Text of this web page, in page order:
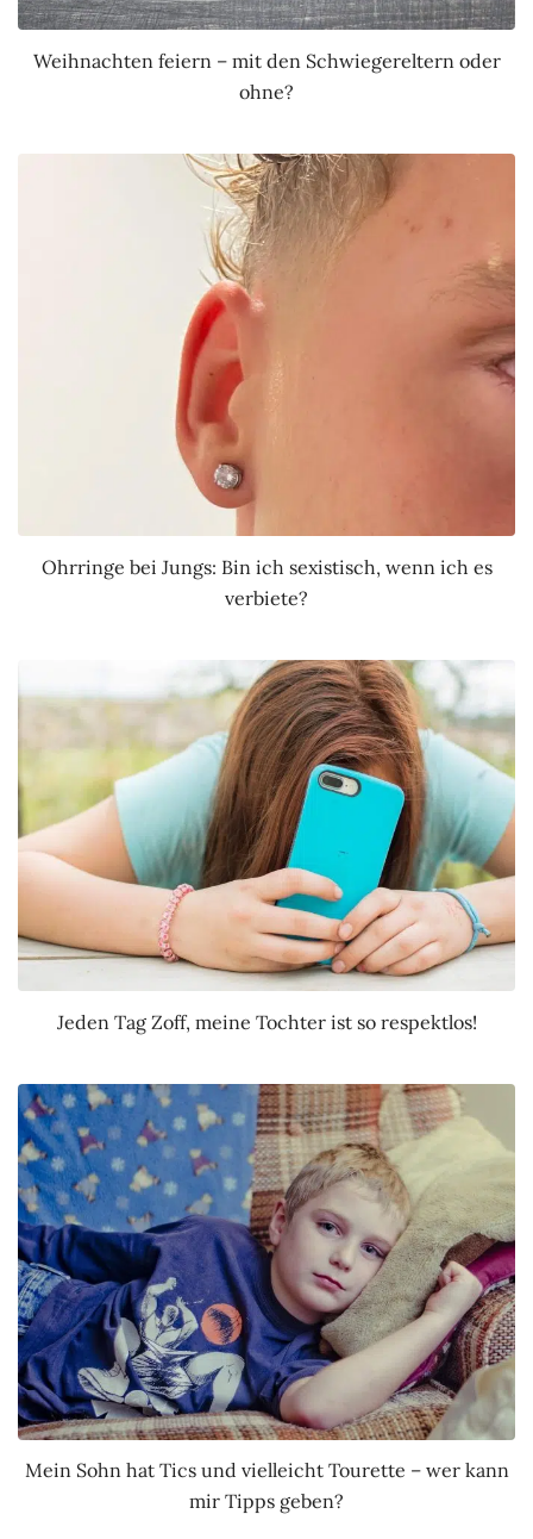
Weihnachten feiern – mit den Schwiegereltern oder
ohne?
Ohrringe bei Jungs: Bin ich sexistisch, wenn ich es
verbiete?
Jeden Tag Zoff, meine Tochter ist so respektlos!
Mein Sohn hat Tics und vielleicht Tourette – wer kann
mir Tipps geben?